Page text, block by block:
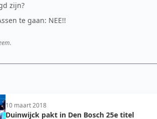
zijn?
te gaan: NEE!!
10 maart 2018
Duinwijck pakt in Den Bosch 25e titel